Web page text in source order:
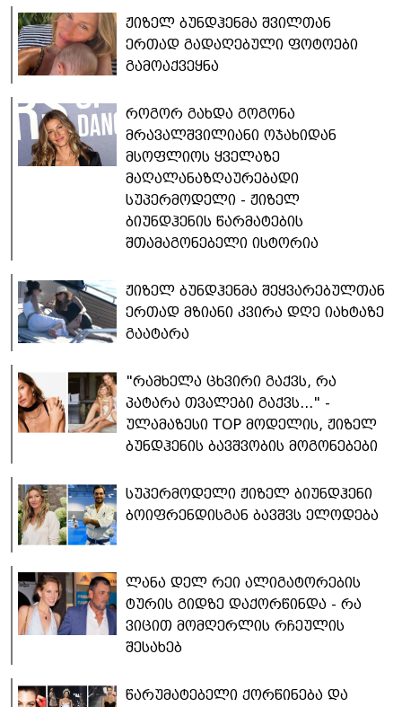
ჟიზელ ბუნდჰენმა შვილთან
ერთად გადაღებული ფოტოები
გამოაქვეყნა
როგორ გახდა გოგონა
მრავალშვილიანი ოჯახიდან
მსოფლიოს ყველაზე
მაღალანაზღაურებადი
სუპერმოდელი - ჟიზელ
ბიუნდჰენის წარმატების
შთამაგონებელი ისტორია
ჟიზელ ბუნდჰენმა შეყვარებულთან
ერთად მზიანი კვირა დღე იახტაზე
გაატარა
"რამხელა ცხვირი გაქვს, რა
პატარა თვალები გაქვს..." -
ულამაზესი TOP მოდელის, ჟიზელ
ბუნდჰენის ბავშვობის მოგონებები
სუპერმოდელი ჟიზელ ბიუნდჰენი
ბოიფრენდისგან ბავშვს ელოდება
ლანა დელ რეი ალიგატორების
ტურის გიდზე დაქორწინდა - რა
ვიცით მომღერლის რჩეულის
შესახებ
წარუმატებელი ქორწინება და